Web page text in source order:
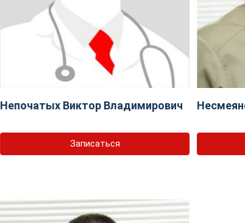
Непочатых Виктор Владимирович
Записаться